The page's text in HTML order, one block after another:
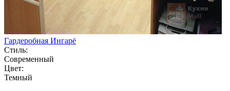
Гардеробная Ингарё
Стиль:
Современный
Цвет:
Темный